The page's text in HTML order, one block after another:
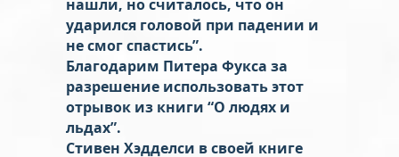
нашли, но считалось, что он
ударился головой при падении и
не смог спастись”.
Благодарим Питера Фукса за
разрешение использовать этот
отрывок из книги “О людях и
льдах”.
Стивен Хэдделси в своей книге